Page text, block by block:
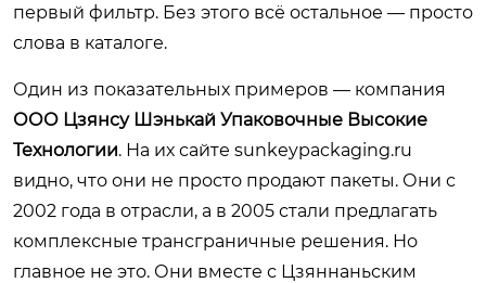
первый фильтр. Без этого всё остальное — просто
слова в каталоге.
Один из показательных примеров — компания
ООО Цзянсу Шэнькай Упаковочные Высокие
Технологии. На их сайте sunkeypackaging.ru
видно, что они не просто продают пакеты. Они с
2002 года в отрасли, а в 2005 стали предлагать
комплексные трансграничные решения. Но
главное не это. Они вместе с Цзяннаньским